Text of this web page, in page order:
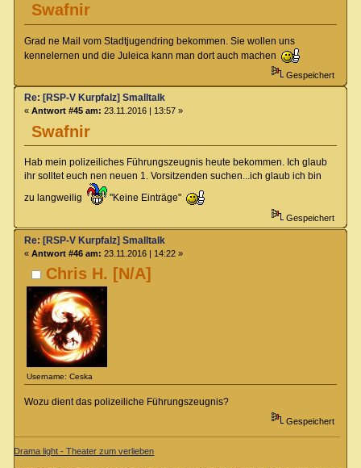
Swafnir
Grad ne Mail vom Stadtjugendring bekommen. Sie wollen uns
kennelernen und die Juleica kann man dort auch machen
Gespeichert
Swafnir
Re: [RSP-V Kurpfalz] Smalltalk
« Antwort #45 am: 23.11.2016 | 13:57 »
Hab mein polizeiliches Führungszeugnis heute bekommen. Ich glaub
ihr solltet euch nen neuen 1. Vorsitzenden suchen...ich glaub ich bin
zu langweilig
"Keine Einträge"
Gespeichert
Chris H. [N/A]
Username: Ceska
Re: [RSP-V Kurpfalz] Smalltalk
« Antwort #46 am: 23.11.2016 | 14:22 »
Wozu dient das polizeiliche Führungszeugnis?
Gespeichert
Drama light - Theater zum verlieben